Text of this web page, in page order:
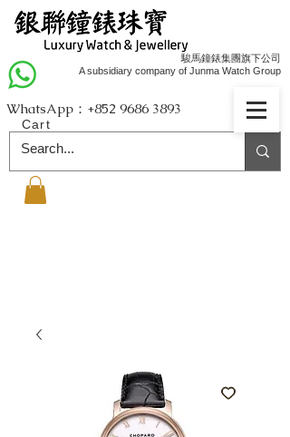
駿馬鐘錶集團旗下公司
A subsidiary company of Junma Watch Group
Cart
WhatsApp：+852 9686 3893